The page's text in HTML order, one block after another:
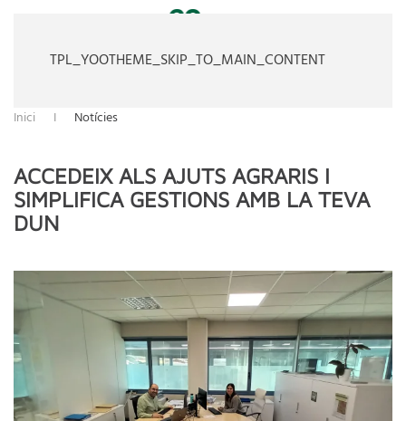
TPL_YOOTHEME_SKIP_TO_MAIN_CONTENT
Inici Notícies
ACCEDEIX ALS AJUTS AGRARIS I
SIMPLIFICA GESTIONS AMB LA TEVA
DUN